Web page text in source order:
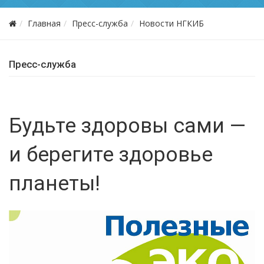
Главная Пресс-служба Новости НГКИБ
Пресс-служба
Будьте здоровы сами —
и берегите здоровье
планеты!